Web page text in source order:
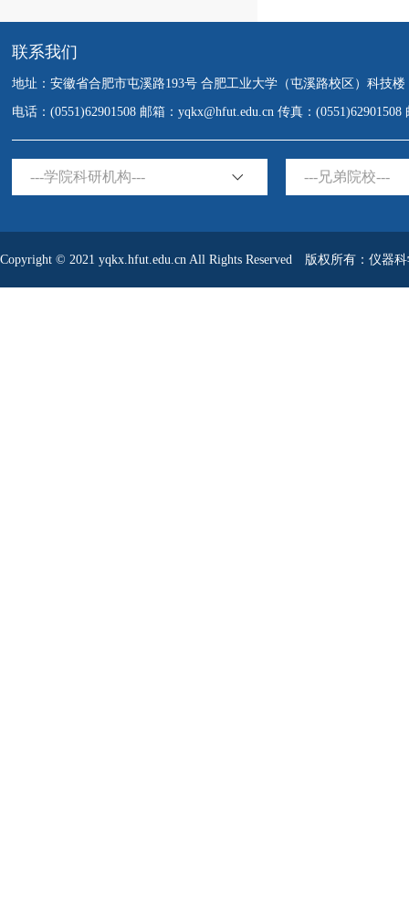
联系我们
地址：安徽省合肥市屯溪路193号 合肥工业大学（屯溪路校区）科技楼
电话：(0551)62901508 邮箱：yqkx@hfut.edu.cn 传真：(0551)62901508
---学院科研机构--- ---兄弟院校---
Copyright © 2021 yqkx.hfut.edu.cn All Rights Reserved 版权所有：仪器